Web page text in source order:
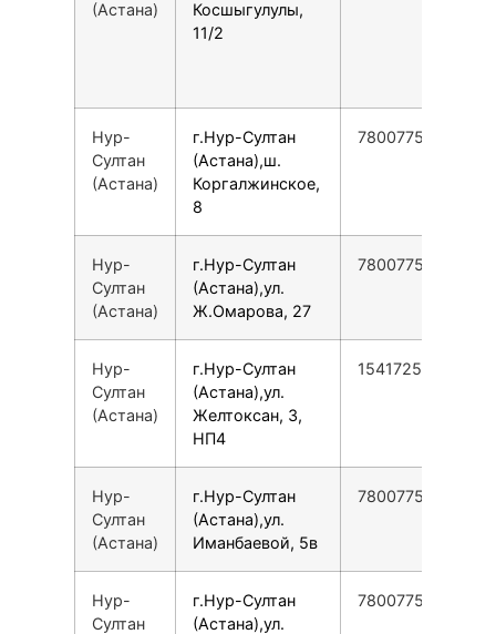
(Астана)
Косшыгулулы,
11/2
Нур-
Султан
(Астана)
г.Нур-Султан
(Астана),ш.
Коргалжинское,
8
78007753553
Нур-
Султан
(Астана)
г.Нур-Султан
(Астана),ул.
Ж.Омарова, 27
78007753553
Нур-
Султан
(Астана)
г.Нур-Султан
(Астана),ул.
Желтоксан, 3,
НП4
154172579797
Нур-
Султан
(Астана)
г.Нур-Султан
(Астана),ул.
Иманбаевой, 5в
78007753553
Нур-
Султан
г.Нур-Султан
(Астана),ул.
78007753553